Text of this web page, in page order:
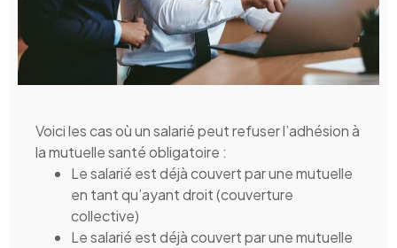
Voici les cas où un salarié peut refuser l’adhésion à
la mutuelle santé obligatoire :
Le salarié est déjà couvert par une mutuelle
en tant qu’ayant droit (couverture
collective)
Le salarié est déjà couvert par une mutuelle